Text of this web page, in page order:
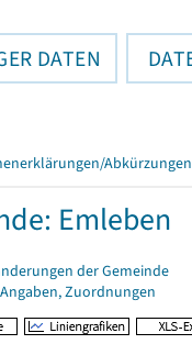
DATEN
Abkürzungen
Emleben
der Gemeinde
Zuordnungen